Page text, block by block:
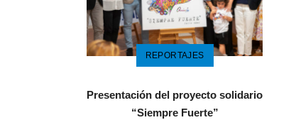
REPORTAJES
Presentación del proyecto solidario
“Siempre Fuerte”